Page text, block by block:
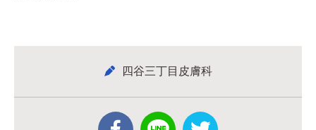
四谷三丁目皮膚科